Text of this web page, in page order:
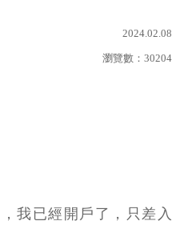
2024.02.08
瀏覽數： 30204
，我已經開戶了，只差入